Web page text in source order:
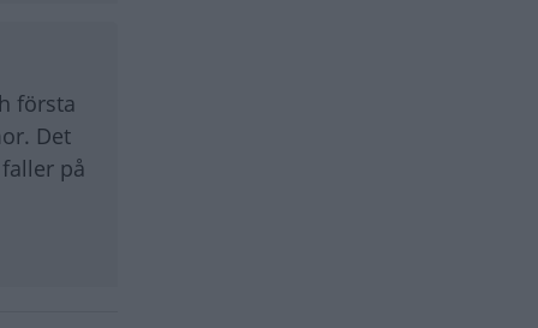
första
Det
på